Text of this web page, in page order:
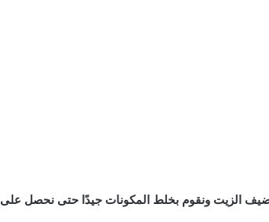
الزيت ونقوم بخلط المكونات جيدًا حتى نحصل على